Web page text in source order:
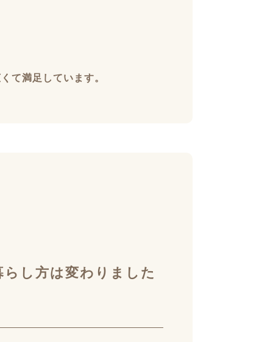
て満足しています。
し方は変わりました